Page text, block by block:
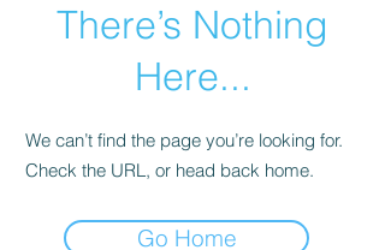
There’s Nothing
Here...
We can’t find the page you’re looking for.
Check the URL, or head back home.
Go Home